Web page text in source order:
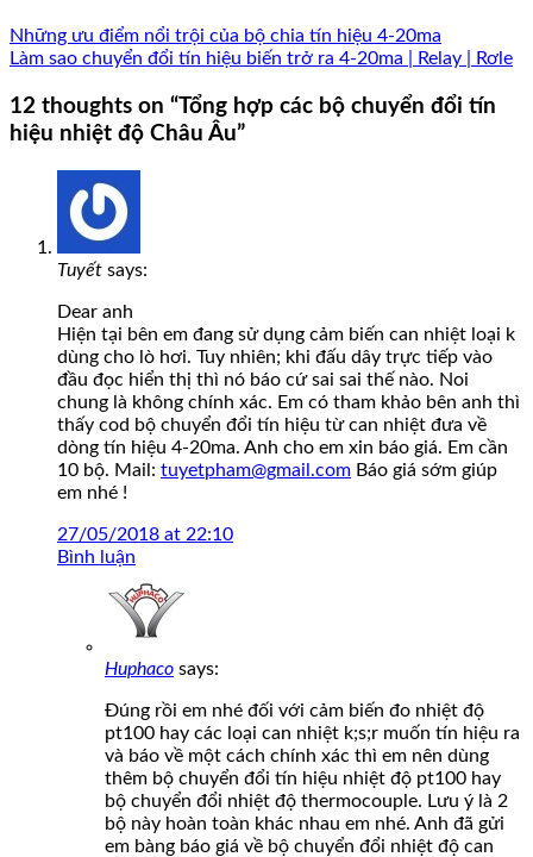
Những ưu điểm nổi trội của bộ chia tín hiệu 4-20ma
Làm sao chuyển đổi tín hiệu biến trở ra 4-20ma | Relay | Rơle
12 thoughts on “Tổng hợp các bộ chuyển đổi tín
hiệu nhiệt độ Châu Âu”
Tuyết says:
Dear anh
Hiện tại bên em đang sử dụng cảm biến can nhiệt loại k
dùng cho lò hơi. Tuy nhiên; khi đấu dây trực tiếp vào
đầu đọc hiển thị thì nó báo cứ sai sai thế nào. Noi
chung là không chính xác. Em có tham khảo bên anh thì
thấy cod bộ chuyển đổi tín hiệu từ can nhiệt đưa về
dòng tín hiệu 4-20ma. Anh cho em xin báo giá. Em cần
10 bộ. Mail: tuyetpham@gmail.com Báo giá sớm giúp
em nhé !
27/05/2018 at 22:10
Bình luận
Huphaco says:
Đúng rồi em nhé đối với cảm biến đo nhiệt độ
pt100 hay các loại can nhiệt k;s;r muốn tín hiệu ra
và báo về một cách chính xác thì em nên dùng
thêm bộ chuyển đổi tín hiệu nhiệt độ pt100 hay
bộ chuyển đổi nhiệt độ thermocouple. Lưu ý là 2
bộ này hoàn toàn khác nhau em nhé. Anh đã gửi
em bàng báo giá về bộ chuyển đổi nhiệt độ can